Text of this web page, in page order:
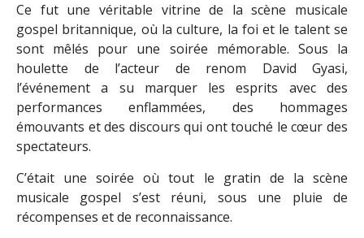
Ce fut une véritable vitrine de la scène musicale
gospel britannique, où la culture, la foi et le talent se
sont mêlés pour une soirée mémorable. Sous la
houlette de l’acteur de renom David Gyasi,
l’événement a su marquer les esprits avec des
performances enflammées, des hommages
émouvants et des discours qui ont touché le cœur des
spectateurs.
C’était une soirée où tout le gratin de la scène
musicale gospel s’est réuni, sous une pluie de
récompenses et de reconnaissance.